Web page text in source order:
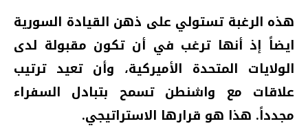
هذه الرغبة تستولي على ذهن القيادة السورية
ايضاً إذ أنها ترغب في أن تكون مقبولة لدى
الولايات المتحدة الأميركية، وأن تعيد ترتيب
علاقات مع واشنطن تسمح بتبادل السفراء
مجدداً. هذا هو قرارها الاستراتيجي.